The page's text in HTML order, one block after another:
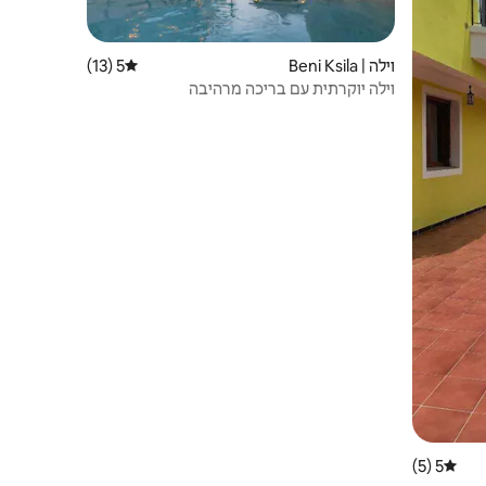
דירוג ממוצע של 5 מתוך 5, 5 ביקורות
5 (5)
וילה | Beni Ksila דירוג ממוצע של 5 מתוך 5, 13 ביקורות
5 (13)
וילה יוקרתית עם בריכה מרהיבה